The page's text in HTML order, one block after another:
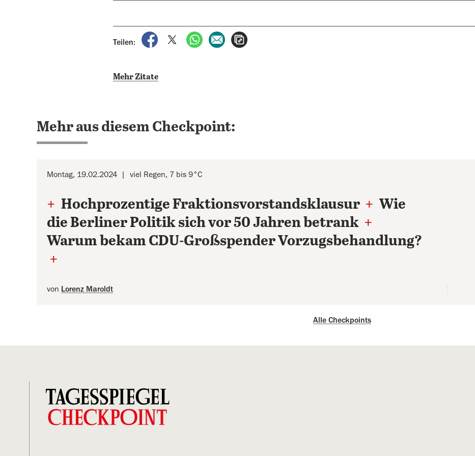
Teilen:
auf Facebook teilen
auf X teilenper WhatsApp teilen
per E-Mail teilen
Mehr Zitate
Mehr aus diesem Checkpoint:
Montag, 19.02.2024 viel Regen, 7 bis 9°C
+ Hochprozentige Fraktionsvorstandsklausur + Wie
die Berliner Politik sich vor 50 Jahren betrank +
Warum bekam CDU-Großspender Vorzugsbehandlung?
+
von Lorenz Maroldt
Alle Checkpoints